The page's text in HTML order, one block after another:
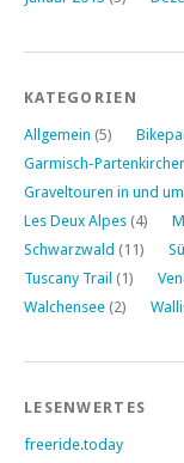
KATEGORIEN
Allgemein (5)
Garmisch-
Graveltouren in und
Les Deux Alpes (4)
Schwarzwald (11)
Tuscany Trail (1)
Walchensee (2)
LESENWERTES
freeride.today